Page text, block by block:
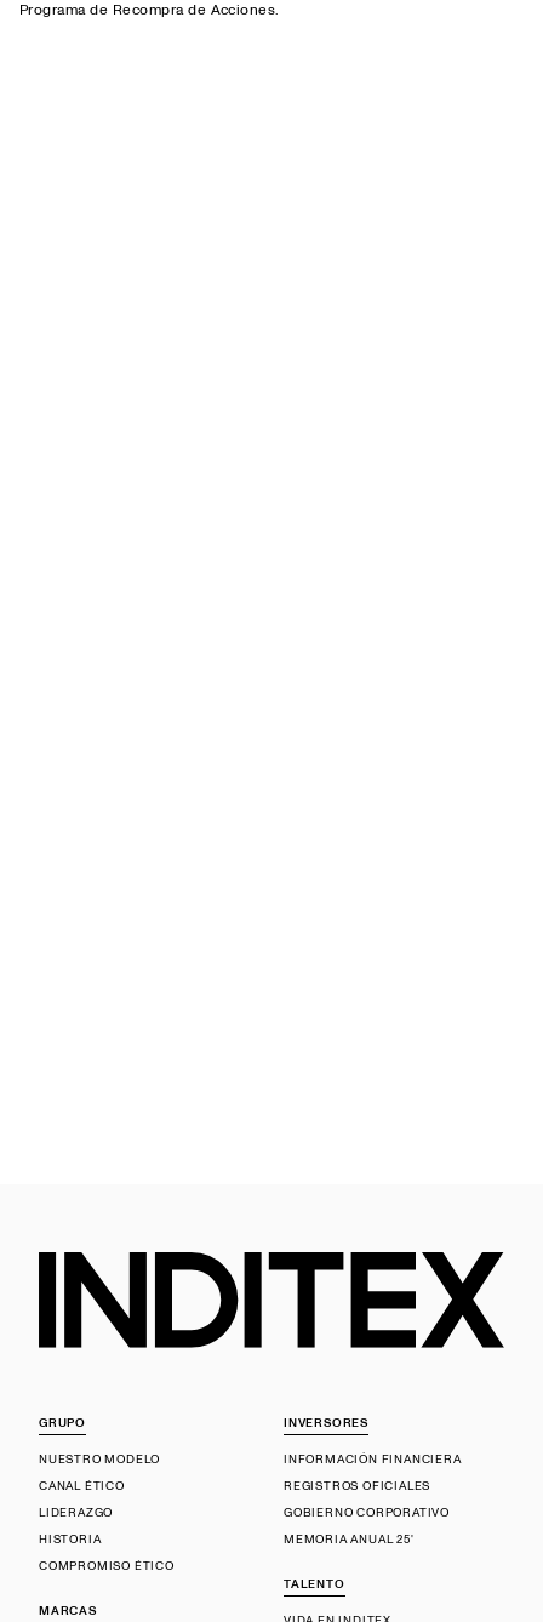
Programa de Recompra de Acciones.
GRUPO
NUESTRO MODELO
CANAL ÉTICO
LIDERAZGO
HISTORIA
COMPROMISO ÉTICO
MARCAS
INVERSORES
INFORMACIÓN FINANCIERA
REGISTROS OFICIALES
GOBIERNO CORPORATIVO
MEMORIA ANUAL 25'
TALENTO